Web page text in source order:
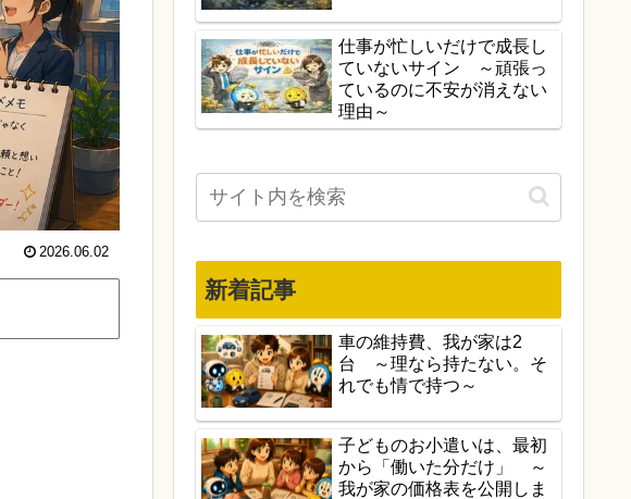
2026.06.02
仕事が忙しいだけで成長し
ていないサイン ～頑張っ
ているのに不安が消えない
理由～
新着記事
車の維持費、我が家は2
台 ～理なら持たない。そ
れでも情で持つ～
子どものお小遣いは、最初
から「働いた分だけ」 ～
我が家の価格表を公開しま